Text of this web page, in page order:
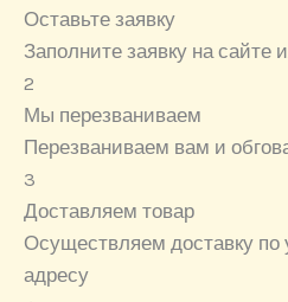
Оставьте заявку
Заполните заявку на сайте
2
Мы перезваниваем
Перезваниваем вам и
3
Доставляем товар
Осуществляем доставку по
адресу